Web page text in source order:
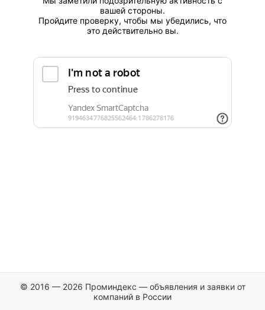
вашей стороны.
Пройдите проверку, чтобы мы убедились, что
это действительно вы.
© 2016 — 2026 Проминдекс — объявления и заявки от
компаний в России